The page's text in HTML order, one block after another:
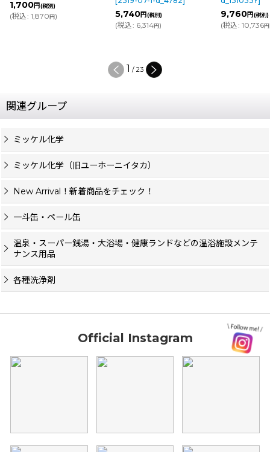
1,700円(税別)
(税込: 1,870円) 5,740円(税別)
(税込: 6,314円)
9,760円(税別)
(税込: 10,736円
1 / 23
関連グループ
ミッケル化学
ミッケル化学（旧ユーホーニイタカ）
New Arrival！新着商品をチェック！
一斗缶・ペール缶
温泉・スーパー銭湯・大浴場・健康ランドなどの温浴施設メンテ
ナンス用品
各種洗浄剤
Official Instagram